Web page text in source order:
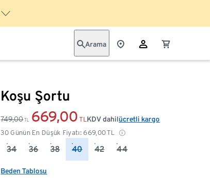
Arama
Koşu Şortu
749,00 TL 669,00 TL
30 Günün En Düşük Fiyatı: 669,00TL
KDV dahilücretli kargo
34 36 38 40 42 44
Beden Tablosu